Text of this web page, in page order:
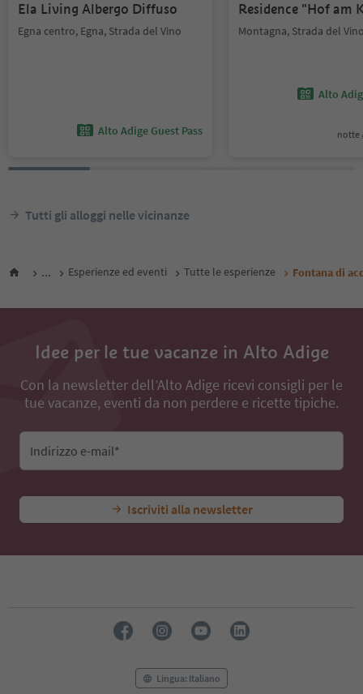
Ela Living Albergo Diffuso
Egna centro, Egna, Strada del Vino
Alto Adige Guest Pass
Residence "Hof am
Montagna, Strada del
Alto
notte
Tutti gli alloggi nelle vicinanze
... Esperienze ed eventi Tutte le esperienze Fontana di
Idee per le tue vacanze in Alto Adige
Con la newsletter dell’Alto Adige ricevi consigli per le
tue vacanze, eventi da non perdere e ricette tipiche.
Indirizzo e-mail*
Iscriviti alla newsletter
Lingua: Italiano